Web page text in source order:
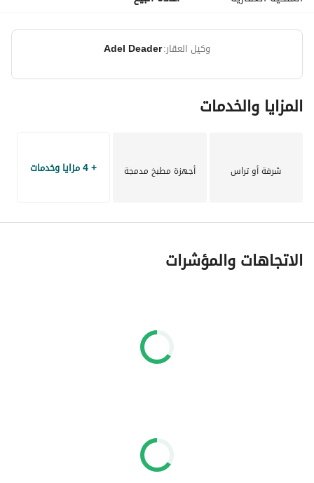
وكيل العقار:Adel Deader
المزايا والخدمات
شرفة أو تراس أجهزة مطبخ مدمجة + 4 مزايا وخدمات
الاتجاهات والمؤشرات